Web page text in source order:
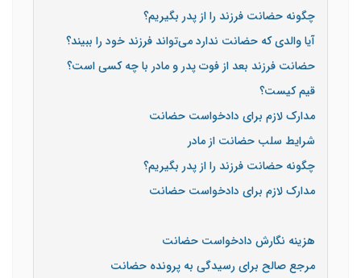
چگونه حضانت فرزند را از پدر بگیریم؟
آیا والدی که حضانت ندارد می‌تواند فرزند خود را ببیند؟
حضانت فرزند بعد از فوت پدر و مادر با چه کسی است؟
قیم کیست؟
مدارک لازم برای دادخواست حضانت
شرایط سلب حضانت از مادر
چگونه حضانت فرزند را از پدر بگیریم؟
مدارک لازم برای دادخواست حضانت
هزینه نگارش دادخواست حضانت
مرجع صالح برای رسیدگی به پرونده حضانت